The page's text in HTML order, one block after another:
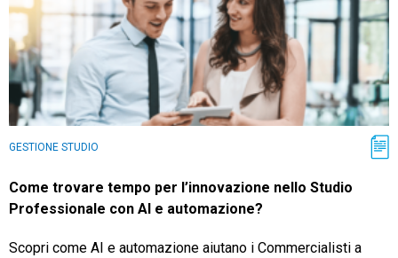
GESTIONE STUDIO
Come trovare tempo per l’innovazione nello Studio
Professionale con AI e automazione?
Scopri come AI e automazione aiutano i Commercialisti a